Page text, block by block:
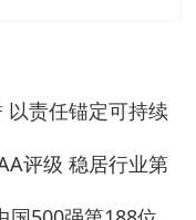
综合利用等方面
泛应用于航空航
片、医疗卫生等
新材料生态圈，
卫星使命 化工让
年卫星 卓越标杆
以责任锚定可持续
评级 稳居行业第